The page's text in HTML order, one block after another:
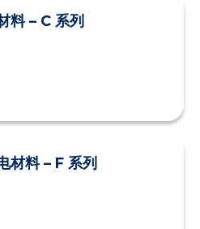
料 – C 系列
材料 – F 系列